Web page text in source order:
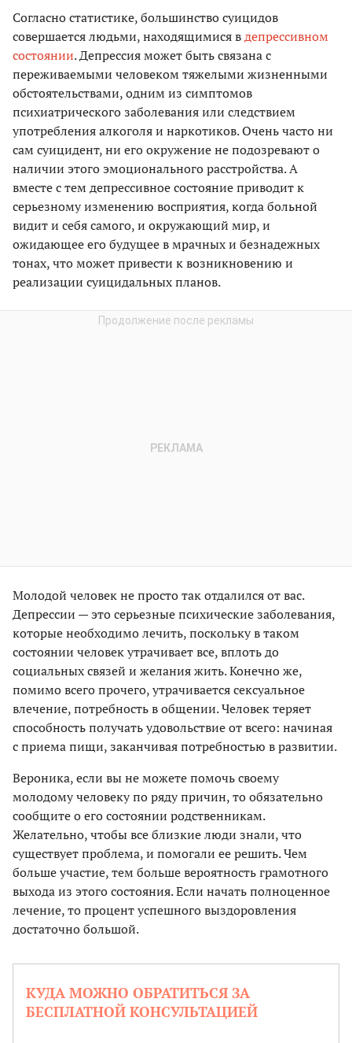
Согласно статистике, большинство суицидов
совершается людьми, находящимися вдепрессивном
состоянии. Депрессия может быть связана с
переживаемыми человеком тяжелыми жизненными
обстоятельствами, одним из симптомов
психиатрического заболевания или следствием
употребления алкоголя и наркотиков. Очень часто ни
сам суицидент, ни его окружение не подозревают о
наличии этого эмоционального расстройства. А
вместе с тем депрессивное состояние приводит к
серьезному изменению восприятия, когда больной
видит и себя самого, и окружающий мир, и
ожидающее его будущее в мрачных и безнадежных
тонах, что может привести к возникновению и
реализации суицидальных планов.
Молодой человек не просто так отдалился от вас.
Депрессии — это серьезные психические заболевания,
которые необходимо лечить, поскольку в таком
состоянии человек утрачивает все, вплоть до
социальных связей и желания жить. Конечно же,
помимо всего прочего, утрачивается сексуальное
влечение, потребность в общении. Человек теряет
способность получать удовольствие от всего: начиная
с приема пищи, заканчивая потребностью в развитии.
Вероника, если вы не можете помочь своему
молодому человеку по ряду причин, то обязательно
сообщите о его состоянии родственникам.
Желательно, чтобы все близкие люди знали, что
существует проблема, и помогали ее решить. Чем
больше участие, тем больше вероятность грамотного
выхода из этого состояния. Если начать полноценное
лечение, то процент успешного выздоровления
достаточно большой.
КУДА МОЖНО ОБРАТИТЬСЯ ЗА
БЕСПЛАТНОЙ КОНСУЛЬТАЦИЕЙ